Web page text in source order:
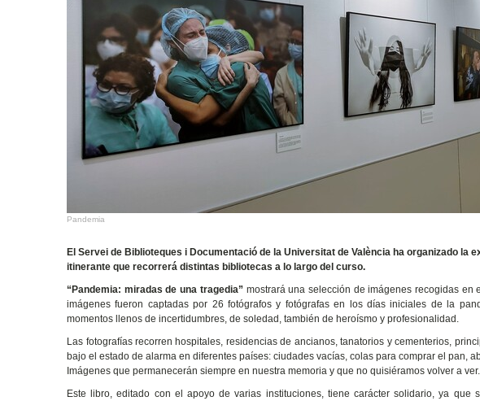
Pandemia
El Servei de Biblioteques i Documentació de la Universitat de València ha organizado la
itinerante que recorrerá distintas bibliotecas a lo largo del curso.
“Pandemia: miradas de una tragedia”mostrará una selección de imágenes recogidas en
imágenes fueron captadas por 26 fotógrafos y fotógrafas en los días iniciales de la
momentos llenos de incertidumbres, de soledad, también de heroísmo y profesionalidad.
Las fotografías recorren hospitales, residencias de ancianos, tanatorios y cementerios,
bajo el estado de alarma en diferentes países: ciudades vacías, colas para comprar el pan,
Imágenes que permanecerán siempre en nuestra memoria y que no quisiéramos volver a ver.
Este libro, editado con el apoyo de varias instituciones, tiene carácter solidario, ya que